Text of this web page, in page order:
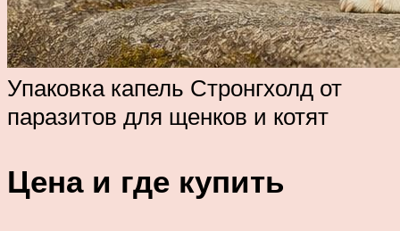
Упаковка капель Стронгхолд от
паразитов для щенков и котят
Цена и где купить